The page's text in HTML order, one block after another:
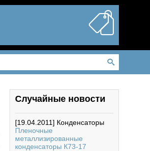
Случайные новости
[19.04.2011] Конденсаторы
Пленочные
металлизированные
конденсаторы К73-17